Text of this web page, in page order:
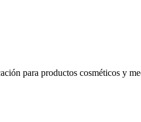
para productos cosméticos y